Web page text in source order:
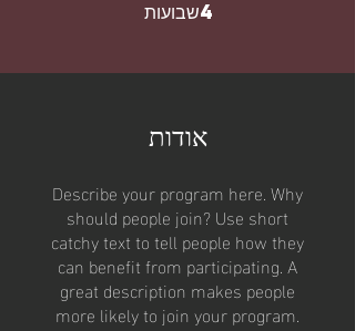
4שבועות
אודות
Describe your program here. Why
should people join? Use short
catchy text to tell people how they
can benefit from participating. A
great description makes people
more likely to join your program.